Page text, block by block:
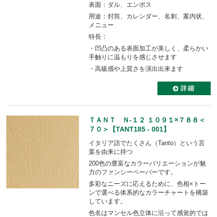
表面：ダル、エンボス
用途：封筒、カレンダー、名刺、案内状、
メニュー
特長：
・凹凸のある表面加工が美しく、柔らかい
手触りに温もりを感じさせます
・高級感や上質さを演出出来ます
ＴＡＮＴ Ｎ-１２ １０９１×７８８＜
７０＞【TANT185 - 001】
イタリア語でたくさん（Tanto）という言
葉を由来に持つ
200色の豊富なカラーバリエーションが魅
力のファンシーペーパーです。
多彩なニーズに応えるために、色相×トー
ンで選べる体系的なカラーチャートを構築
しています。
色名はマンセル色立体に沿って感覚的では